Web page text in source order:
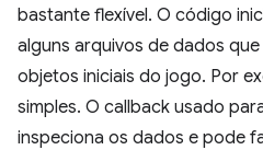
bastante flexível. O código
alguns arquivos de dados
objetos iniciais do jogo. Por
simples. O callback usado
inspeciona os dados e pode